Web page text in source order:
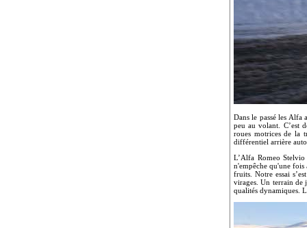
Dans le passé les
peu au volant. C’est
roues motrices de la
différentiel arrière
L’Alfa Romeo
n'empêche qu'une fois
fruits. Notre essai
virages. Un terrain de
qualités dynamiques.